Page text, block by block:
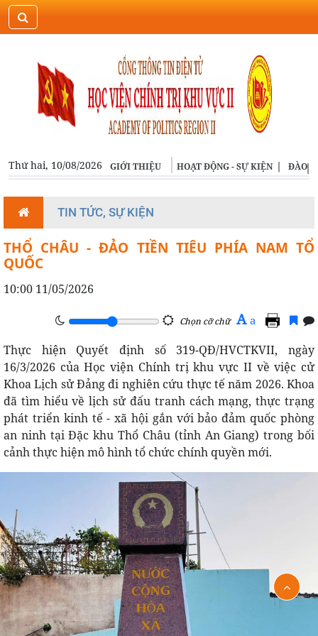
ĐĂNG NHẬP
Thứ hai, 10/08/2026 GIỚI THIỆU HOẠT ĐỘNG - SỰ KIỆN ĐÀO
TIN TỨC, SỰ KIỆN
THỔ CHÂU - ĐẢO TIỀN TIÊU PHÍA NAM TỔ
QUỐC
10:00 11/05/2026
Chọn cỡ chữ A a
Thực hiện Quyết định số 319-QĐ/HVCTKVII, ngày
16/3/2026 của Học viện Chính trị khu vực II về việc cử
Khoa Lịch sử Đảng đi nghiên cứu thực tế năm 2026. Khoa
đã tìm hiểu về lịch sử đấu tranh cách mạng, thực trạng
phát triển kinh tế - xã hội gắn với bảo đảm quốc phòng
an ninh tại Đặc khu Thổ Châu (tỉnh An Giang) trong bối
cảnh thực hiện mô hình tổ chức chính quyền mới.